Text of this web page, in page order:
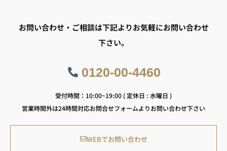
お問い合わせ・ご相談は下記よりお気軽にお問い合わせ
下さい。
0120-00-4460
受付時間：10:00~19:00 ( 定休日 : 水曜日 )
営業時間外は24時間対応お問合せフォームよりお問い合わせ下さい
WEBでお問い合わせ